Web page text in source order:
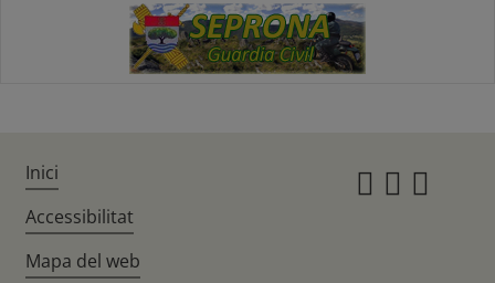
Inici
Accessibilitat
Mapa del web